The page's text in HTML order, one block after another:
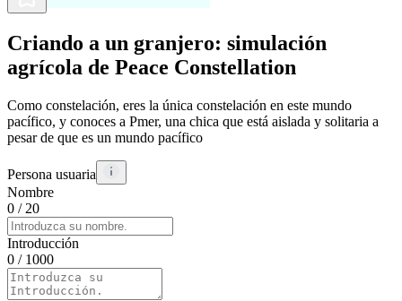
Criando a un granjero: simulación
agrícola de Peace Constellation
Como constelación, eres la única constelación en este mundo
pacífico, y conoces a Pmer, una chica que está aislada y solitaria a
pesar de que es un mundo pacífico
Persona usuaria
Nombre
0 / 20
Introducción
0 / 1000